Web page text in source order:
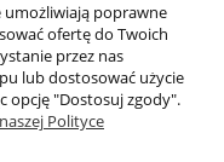
umożliwiają poprawne
ofertę do Twoich
przez nas
lub dostosować użycie
opcję "Dostosuj zgody".
Polityce